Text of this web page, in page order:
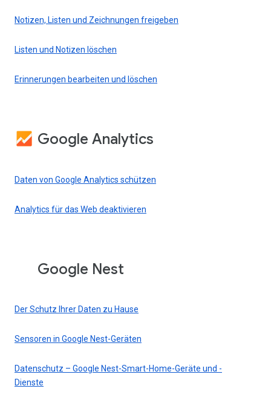
Notizen, Listen und Zeichnungen freigeben
Listen und Notizen löschen
Erinnerungen bearbeiten und löschen
Google Analytics
Daten von Google Analytics schützen
Analytics für das Web deaktivieren
Google Nest
Der Schutz Ihrer Daten zu Hause
Sensoren in Google Nest-Geräten
Datenschutz – Google Nest-Smart-Home-Geräte und -
Dienste